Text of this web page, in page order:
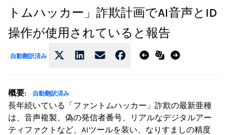
トムハッカー」詐欺計画でAI音声とID
操作が使用されていると報告
自動翻訳済み
概要: 自動翻訳済み
長年続いている「ファントムハッカー」詐欺の最新亜種
は、音声複製、偽の発信者番号、リアルなデジタルアー
ティファクトなど、AIツールを装い、なりすましの精度